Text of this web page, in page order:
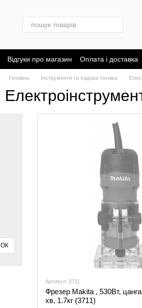
Відгуки про магазин Оплата і доставка
Головна Інструменти та садова техніка
Артикул: 3711
Фрезер Makita , 530Вт,
хв, 1.7кг (3711)
ОК